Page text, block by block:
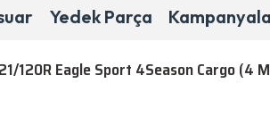
Yedek Parça
120R Eagle Sport 4Season Cargo (4